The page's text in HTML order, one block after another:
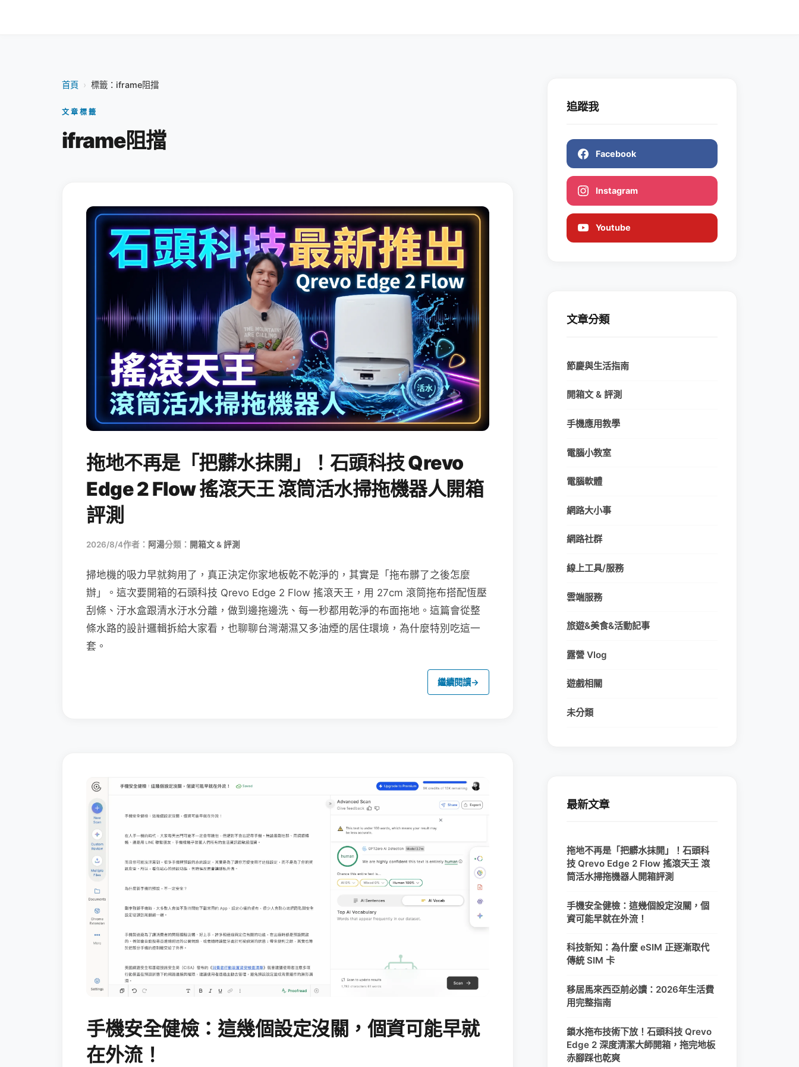
首頁 › 標籤：iframe阻擋
文章標籤
iframe阻擋
拖地不再是「把髒水抹開」！石頭科技 Qrevo
Edge 2 Flow 搖滾天王 滾筒活水掃拖機器人開箱
評測
2026/8/4作者： 阿湯分類： 開箱文 & 評測
掃地機的吸力早就夠用了，真正決定你家地板乾不乾淨的，其實是「拖布髒了之後怎麼
辦」。這次要開箱的石頭科技 Qrevo Edge 2 Flow 搖滾天王，用 27cm 滾筒拖布搭配恆壓
刮條、汙水盒跟清水汙水分離，做到邊拖邊洗、每一秒都用乾淨的布面拖地。這篇會從整
條水路的設計邏輯拆給大家看，也聊聊台灣潮濕又多油煙的居住環境，為什麼特別吃這一
套。
繼續閱讀→
手機安全健檢：這幾個設定沒關，個資可能早就
在外流！
追蹤我
Facebook
Instagram
Youtube
文章分類
節慶與生活指南
開箱文 & 評測
手機應用教學
電腦小教室
電腦軟體
網路大小事
網路社群
線上工具/服務
雲端服務
旅遊&美食&活動記事
露營 Vlog
遊戲相關
未分類
最新文章
拖地不再是「把髒水抹開」！石頭科
技 Qrevo Edge 2 Flow 搖滾天王 滾
筒活水掃拖機器人開箱評測
手機安全健檢：這幾個設定沒關，個
資可能早就在外流！
科技新知：為什麼 eSIM 正逐漸取代
傳統 SIM 卡
移居馬來西亞前必讀：2026年生活費
用完整指南
鎖水拖布技術下放！石頭科技 Qrevo
Edge 2 深度清潔大師開箱，拖完地板
赤腳踩也乾爽